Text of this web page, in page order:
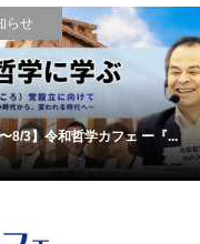
らせ
8/3】令和哲学カフェ ー『...